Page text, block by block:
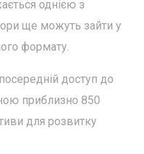
однією з
ще можуть зайти у
формату.
доступ до
приблизно 850
для розвитку